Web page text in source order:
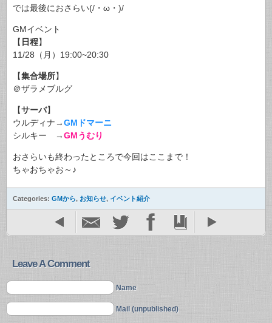
では最後におさらい(/・ω・)/
GMイベント
【 日程】
11/28（月）19:00~20:30
【集合場所】
＠ザラメブルグ
【サーバ】
ウルディナ→GMドマーニ
シルキー →GMうむり
おさらいも終わったところで今回はここまで！
ちゃおちゃお～♪
Categories: GMから, お知らせ, イベント紹介
Leave A Comment
Name
Mail (unpublished)